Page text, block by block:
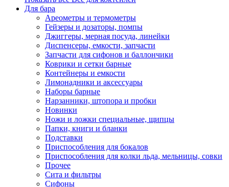
Для бара
Ареометры и термометры
Гейзеры и дозаторы, помпы
Джиггеры, мерная посуда, линейки
Диспенсеры, емкости, запчасти
Запчасти для сифонов и баллончики
Коврики и сетки барные
Контейнеры и емкости
Лимонадники и аксессуары
Наборы барные
Нарзанники, штопора и пробки
Новинки
Ножи и ложки специальные, щипцы
Папки, книги и бланки
Подставки
Приспособления для бокалов
Приспособления для колки льда, мельницы, совки
Прочее
Сита и фильтры
Сифоны